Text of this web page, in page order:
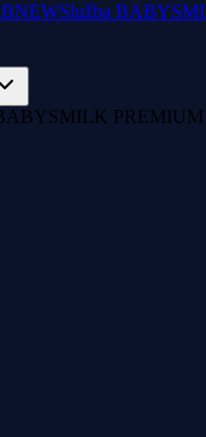
NEWSlužba
PREMIUM